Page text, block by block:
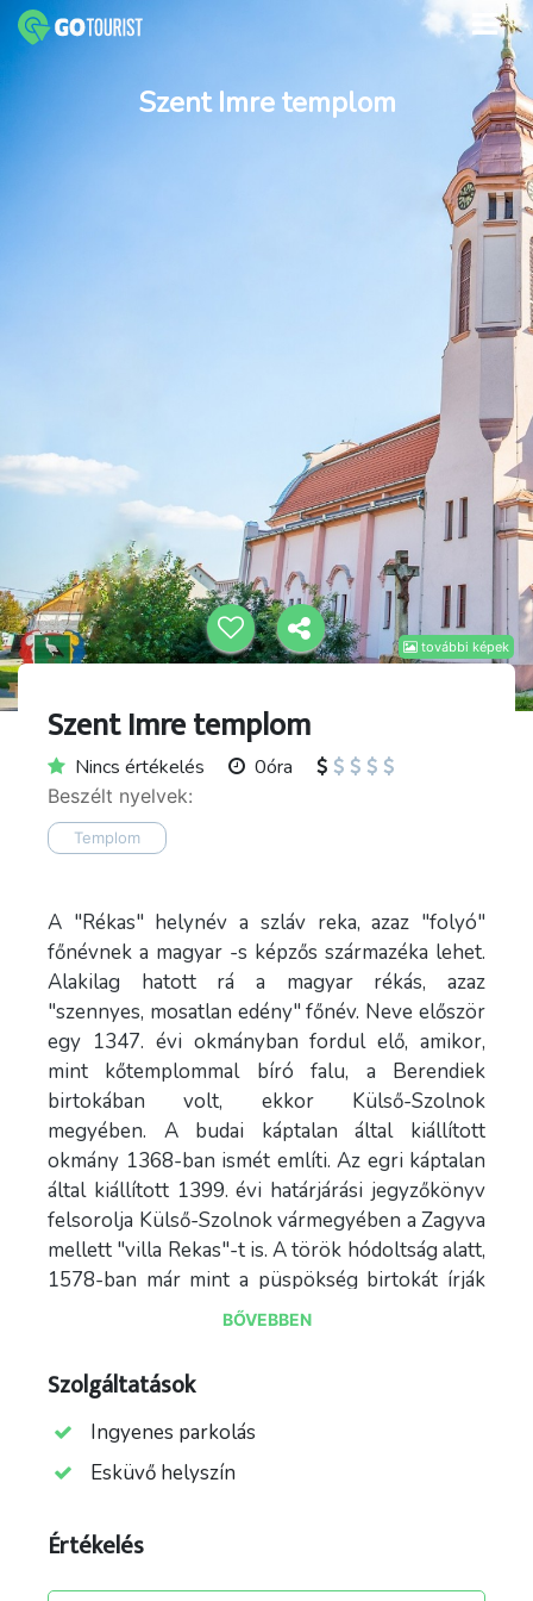
további képek
Szent Imre templom
Szent Imre templom
Nincs értékelés 0óra
Beszélt nyelvek:
Templom
A "Rékas" helynév a szláv reka, azaz "folyó"
főnévnek a magyar -s képzős származéka lehet.
Alakilag hatott rá a magyar rékás, azaz
"szennyes, mosatlan edény" főnév. Neve először
egy 1347. évi okmányban fordul elő, amikor,
mint kőtemplommal bíró falu, a Berendiek
birtokában volt, ekkor Külső-Szolnok
megyében. A budai káptalan által kiállított
okmány 1368-ban ismét említi. Az egri káptalan
által kiállított 1399. évi határjárási jegyzőkönyv
felsorolja Külső-Szolnok vármegyében a Zagyva
mellett "villa Rekas"-t is. A török hódoltság alatt,
1578-ban már mint a püspökség birtokát írják
össze, ekkor név szerint felsorolt 21 colonus
lakta. A két évtizeddel korábban készült török
defterben 15 házzal írták össze, még 1632-ben
is 5000 akcsét jövedelmez. 1653-ban Külső-
Szolnok megyében püspöki praedium, ennek
ellenére mégsem lehetett teljesen lakatlan,
török kiverése után, 1690-ben mint a váci
BŐVEBBEN
Szolgáltatások
Ingyenes parkolás
Esküvő helyszín
Értékelés